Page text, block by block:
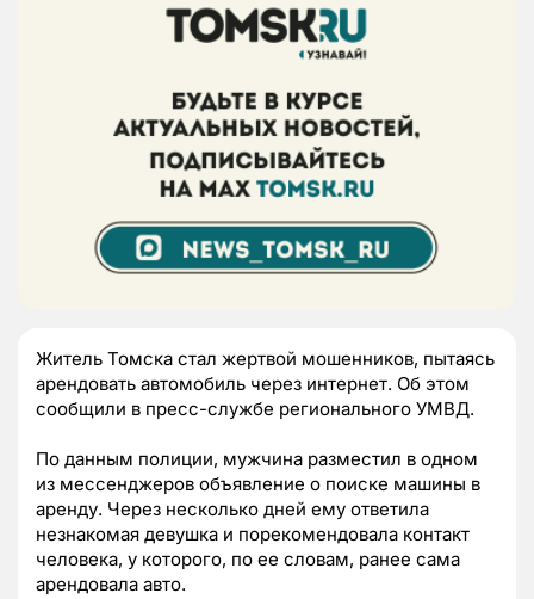
Житель Томска стал жертвой мошенников, пытаясь
арендовать автомобиль через интернет. Об этом
сообщили в пресс-службе регионального УМВД.
По данным полиции, мужчина разместил в одном
из мессенджеров объявление о поиске машины в
аренду. Через несколько дней ему ответила
незнакомая девушка и порекомендовала контакт
человека, у которого, по ее словам, ранее сама
арендовала авто.